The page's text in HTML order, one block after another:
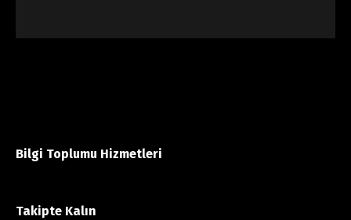
Bilgi Toplumu Hizmetleri
Takipte Kalın